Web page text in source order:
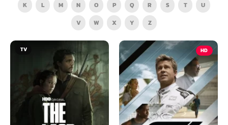
K
L M N O P Q R S T
U
V
W X Y Z
HD